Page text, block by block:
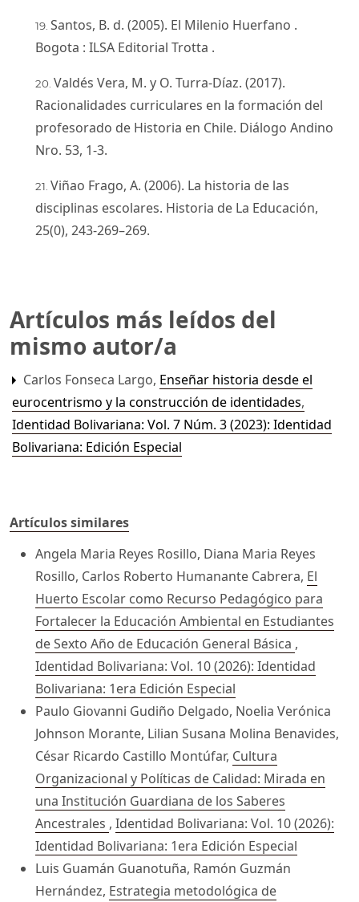
Santos, B. d. (2005). El Milenio Huerfano .
Bogota : ILSA Editorial Trotta .
Valdés Vera, M. y O. Turra-Díaz. (2017).
Racionalidades curriculares en la formación del
profesorado de Historia en Chile. Diálogo Andino
Nro. 53, 1-3.
Viñao Frago, A. (2006). La historia de las
disciplinas escolares. Historia de La Educación,
25(0), 243-269–269.
Artículos más leídos del
mismo autor/a
Carlos Fonseca Largo, Enseñar historia desde el
eurocentrismo y la construcción de identidades,
Identidad Bolivariana: Vol. 7 Núm. 3 (2023): Identidad
Bolivariana: Edición Especial
Artículos similares
Angela Maria Reyes Rosillo, Diana Maria Reyes
Rosillo, Carlos Roberto Humanante Cabrera, El
Huerto Escolar como Recurso Pedagógico para
Fortalecer la Educación Ambiental en Estudiantes
de Sexto Año de Educación General Básica ,
Identidad Bolivariana: Vol. 10 (2026): Identidad
Bolivariana: 1era Edición Especial
Paulo Giovanni Gudiño Delgado, Noelia Verónica
Johnson Morante, Lilian Susana Molina Benavides,
César Ricardo Castillo Montúfar, Cultura
Organizacional y Políticas de Calidad: Mirada en
una Institución Guardiana de los Saberes
Ancestrales , Identidad Bolivariana: Vol. 10 (2026):
Identidad Bolivariana: 1era Edición Especial
Luis Guamán Guanotuña, Ramón Guzmán
Hernández, Estrategia metodológica de